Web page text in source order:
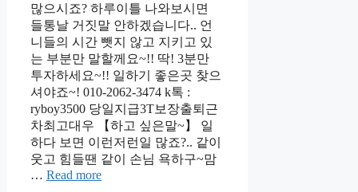
많으시죠? 하루이틀 나와보시면
들통날 거짓말 안하겠습니다.. 언
니들의 시간 뺏지 않고 지키고 있
는 부분만 말할께요~!! 딱! 3분만
투자하세요~!! 일하기 좋은곳 찾으
셔야죠~! 010-2062-3474 k톡 :
ryboy3500 당일지급3T보장출퇴근
차최고대우 【하고 싶은말~】 일
하다 보면 이런저런일 많죠?.. 같이
웃고 힘들땐 같이 손님 욕하구~맘
… Read more